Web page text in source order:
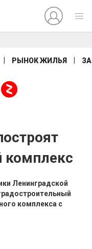
РЫНОК ЖИЛЬЯ
комплекс
Ленинградской
комплекса с